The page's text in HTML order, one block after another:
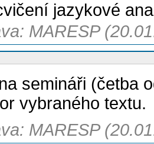
jazykové
MARESP
semináři (četba
vybraného textu.
MARESP